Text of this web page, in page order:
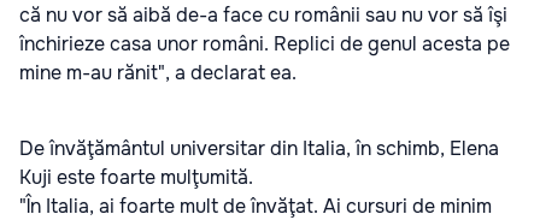
că nu vor să aibă de-a face cu românii sau nu vor să îşi
închirieze casa unor români. Replici de genul acesta pe
mine m-au rănit", a declarat ea.
De învăţământul universitar din Italia, în schimb, Elena
Kuji este foarte mulţumită.
"În Italia, ai foarte mult de învăţat. Ai cursuri de minim